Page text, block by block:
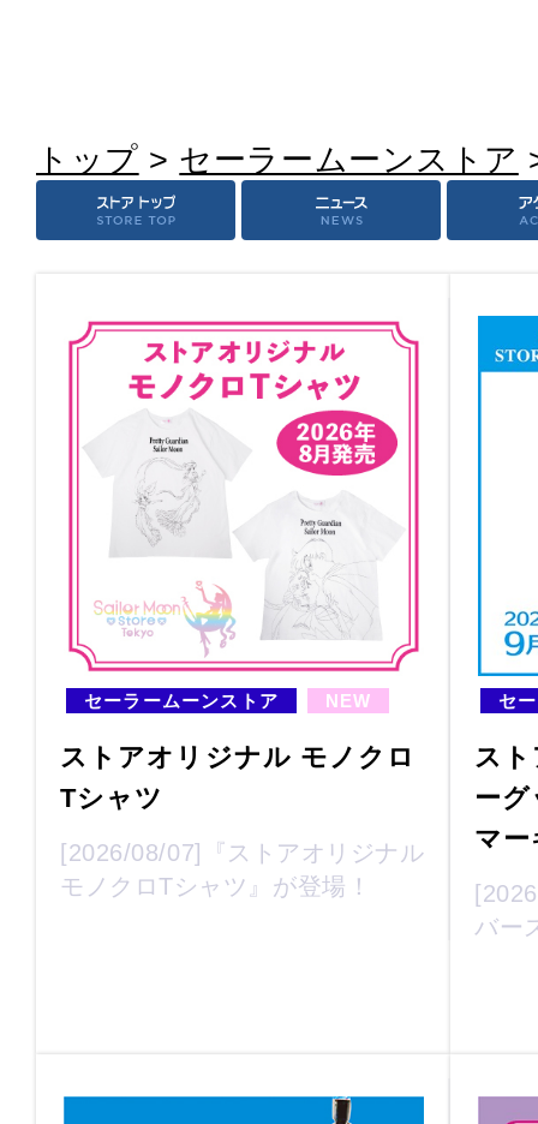
トップ > セーラームーンストア
セーラームーンストア NEW
ストアオリジナル モノクロ
Tシャツ
[2026/08/07]『ストアオリジナル
モノクロTシャツ』が登場！
セ
ス
ー
マ
バー